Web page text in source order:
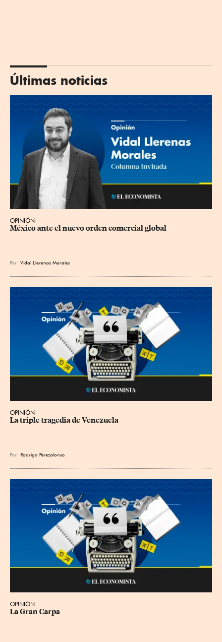
Últimas noticias
OPINIÓN
México ante el nuevo orden comercial global
Por Vidal Llerenas Morales
OPINIÓN
La triple tragedia de Venezuela
Por Rodrigo Perezalonso
OPINIÓN
La Gran Carpa